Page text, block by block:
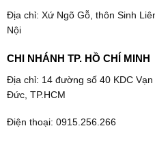
Địa chỉ: Xứ Ngõ Gỗ, thôn Sinh
Nội
CHI NHÁNH TP. HỒ CHÍ MINH
Địa chỉ: 14 đường số 40 KDC
Đức, TP.HCM
Điện thoại: 0915.256.266